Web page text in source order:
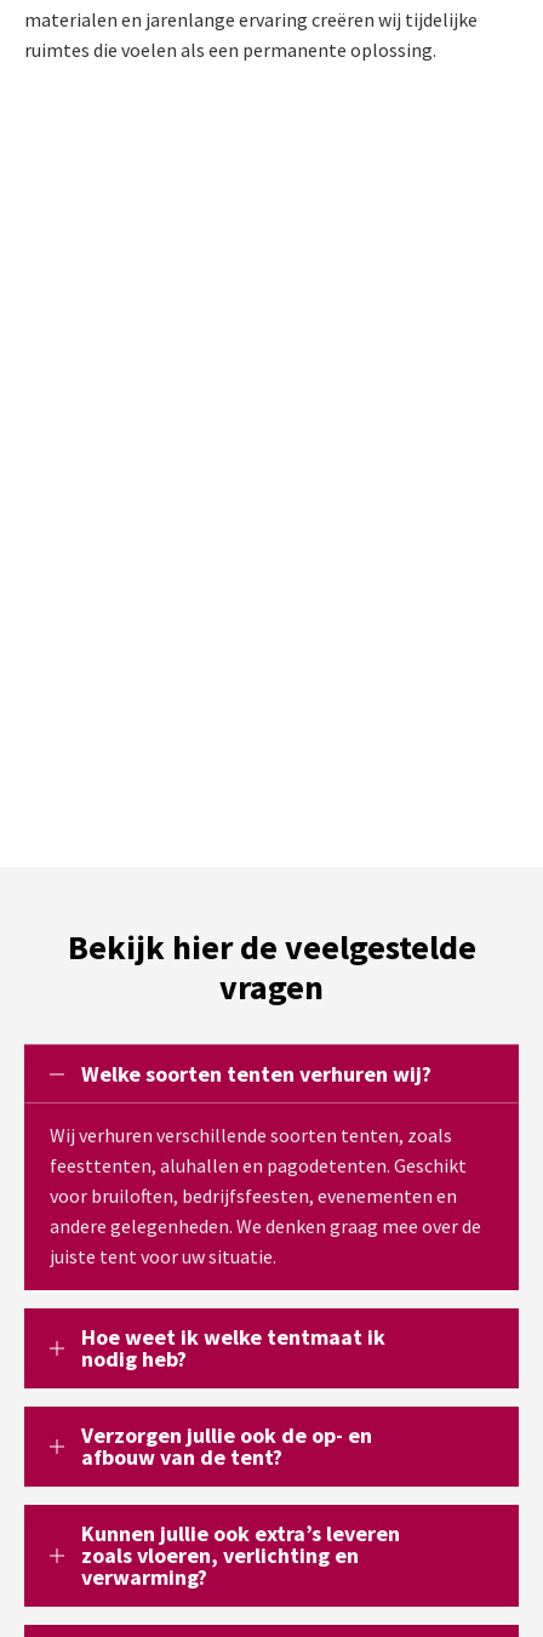
materialen en jarenlange ervaring creëren wij tijdelijke
ruimtes die voelen als een permanente oplossing.
Bekijk hier de veelgestelde
vragen
Welke soorten tenten verhuren wij?
Wij verhuren verschillende soorten tenten, zoals
feesttenten, aluhallen en pagodetenten. Geschikt
voor bruiloften, bedrijfsfeesten, evenementen en
andere gelegenheden. We denken graag mee over de
juiste tent voor uw situatie.
Hoe weet ik welke tentmaat ik
nodig heb?
Verzorgen jullie ook de op- en
afbouw van de tent?
Kunnen jullie ook extra’s leveren
zoals vloeren, verlichting en
verwarming?